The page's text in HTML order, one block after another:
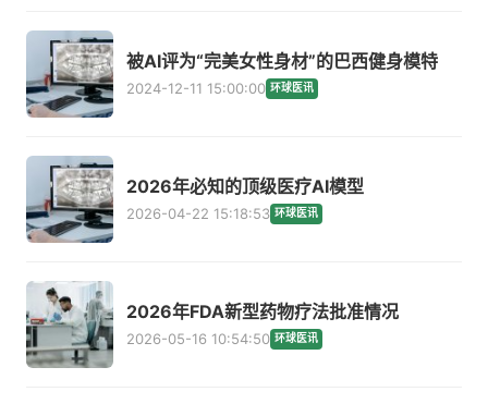
被AI评为“完美女性身材”的巴西健身模特
2024-12-11 15:00:00 环球医讯
2026年必知的顶级医疗AI模型
2026-04-22 15:18:53 环球医讯
2026年FDA新型药物疗法批准情况
2026-05-16 10:54:50 环球医讯